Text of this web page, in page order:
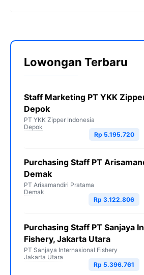
Lowongan Terbaru
Staff Marketing PT YKK
Depok
PT YKK Zipper Indonesia
Depok
Rp 5.195.720
Purchasing Staff PT
Demak
PT Arisamandiri Pratama
Demak
Rp 3.122.806
Purchasing Staff PT Sanjaya
Fishery, Jakarta Utara
PT Sanjaya Internasional Fishery
Jakarta Utara
Rp 5.396.761